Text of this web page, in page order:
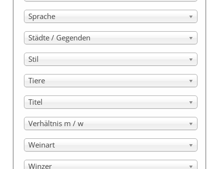
Sprache
Städte / Gegenden
Stil
Tiere
Titel
Verhältnis m / w
Weinart
Winzer